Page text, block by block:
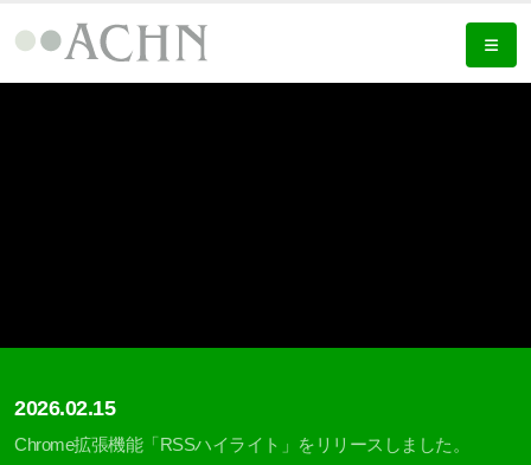
2026.02.15
Chrome拡張機能「RSSハイライト」をリリースしました。